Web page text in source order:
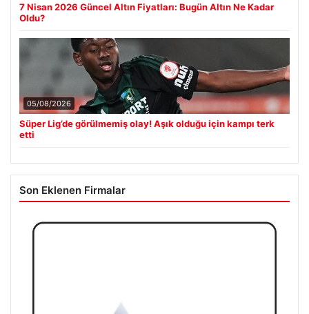
7 Nisan 2026 Güncel Altın Fiyatları: Bugün Altın Ne Kadar
Oldu?
05/08/2026
Süper Lig’de görülmemiş olay! Aşık olduğu için kampı terk
etti
Son Eklenen Firmalar